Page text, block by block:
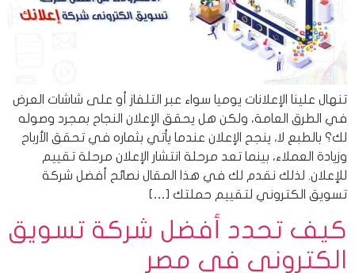
تنهال علينا الإعلانات يوميا سواء عبر التلفاز أو على شاشات العرض
في الطرق العامة، ولكن هل يحقق الإعلان النجاح بمجرد وصوله
لك؟ بالطبع لا، ينجح الإعلان عندما يأتي بثماره في تحقق الأرباح
وزيادة العملاء، بينما تعد مرحلة انتشار الإعلان مرحلة تقييم
للإعلان. لذلك نقدم لك في هذا المقال نصائح أفضل شركة
تسويق الكتروني لتقييم حملتك […]
كيف تحدد أفضل شركة تسويق
الكتروني في مصر